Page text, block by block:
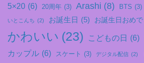
5×20 (6) 20周年 (3) Arashi (8) BTS (3)
いとこんち (2) お誕生日 (5) お誕生日おめで
かわいい (23) こどもの日 (6)
カップル (6) スケート (3) デジタル配信 (2)